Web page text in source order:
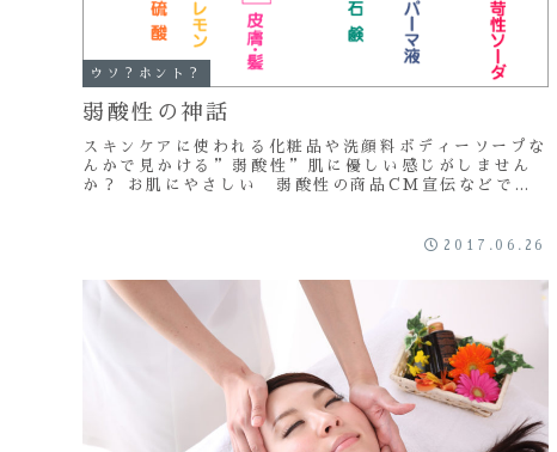
ウソ？ホント？
弱酸性の神話
スキンケアに使われる化粧品や洗顔料ボディーソープな
んかで見かける”弱酸性”肌に優しい感じがしません
か？ お肌にやさしい 弱酸性の商品CM宣伝などで
2017.06.26